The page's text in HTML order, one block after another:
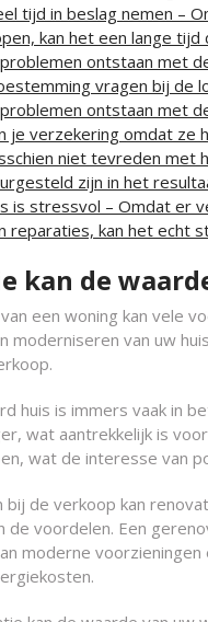
tijd in beslag nemen –
kan het een lange
problemen ontstaan met
vragen bij de
problemen ontstaan met
je verzekering omdat ze
niet tevreden met
zijn in het
is stressvol – Omdat er
reparaties, kan het echt
kan de
een woning kan vele
moderniseren van uw
huis is immers vaak in
wat aantrekkelijk is
wat de interesse van
bij de verkoop kan
de voordelen. Een
moderne